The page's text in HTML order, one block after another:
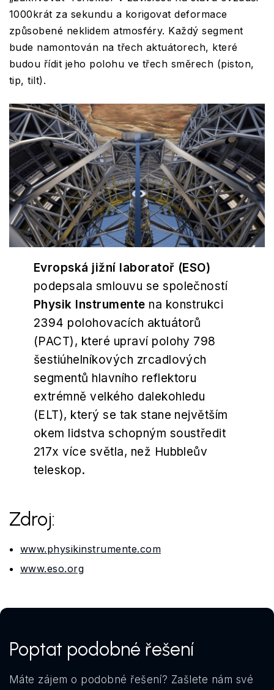
1000krát za sekundu a korigovat deformace
způsobené neklidem atmosféry. Každý segment
bude namontován na třech aktuátorech, které
budou řídit jeho polohu ve třech směrech (piston,
tip, tilt).
Evropská jižní laboratoř (ESO)
podepsala smlouvu se společností
Physik Instrumente na konstrukci
2394 polohovacích aktuátorů
(PACT), které upraví polohy 798
šestiúhelníkových zrcadlových
segmentů hlavního reflektoru
extrémně velkého dalekohledu
(ELT), který se tak stane největším
okem lidstva schopným soustředit
217x více světla, než Hubbleův
teleskop.
Zdroj:
www.physikinstrumente.com
www.eso.org
Poptat podobné řešení
Máte zájem o podobné řešení? Zašlete nám své